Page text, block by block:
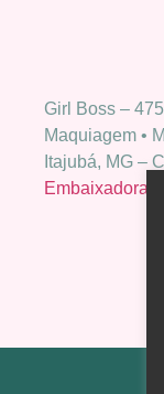
Girl Boss –
Maquiagem •
Itajubá, MG –
Embaixadora